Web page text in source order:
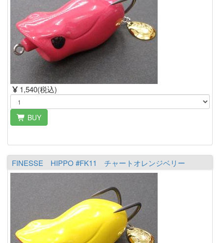
1,540(税込)
BUY
FINESSE HIPPO #FK11 チャートオレンジベリー